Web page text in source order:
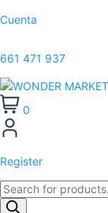
Cuenta
661 471 937
0
Register